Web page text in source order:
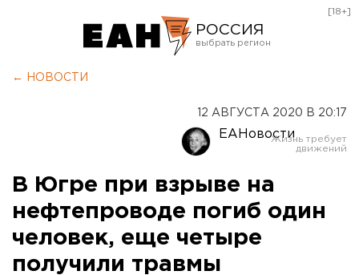
РОССИЯ
Оренбург
[18+]
← НОВОСТИ
12 АВГУСТА 2020 В 20:17
ЕАНовости
В Югре при взрыве на
нефтепроводе погиб один
человек, еще четыре
получили травмы